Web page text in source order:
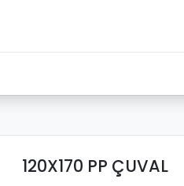
120X170 PP ÇUVAL